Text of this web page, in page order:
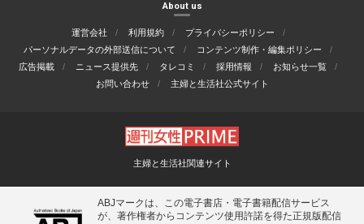
About us
運営会社 利用規約
プライバシーポリシー
パーソナルデータの外部送信について
コンテンツ制作・編集ポリシー
広告掲載
ニュース提供先 タレコミ 採用情報
お知らせ一覧
お問い合わせ
主婦と生活社公式サイト
主婦と生活社関連サイト
ABJマークは、この電子書店・電子書籍配信サービス
が、著作権者からコンテンツ使用許諾を得た正規版配信